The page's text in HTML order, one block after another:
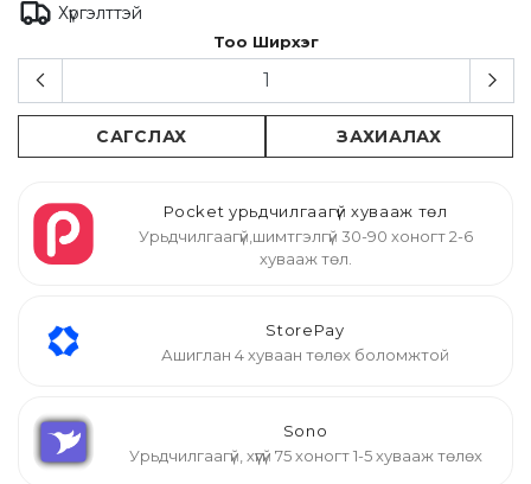
Хүргэлттэй
Тоо Ширхэг
САГСЛАХ ЗАХИАЛАХ
Pocket урьдчилгаагүй хувааж төл
Урьдчилгаагүй,шимтгэлгүй 30-90 хоногт 2-6
хувааж төл.
StorePay
Ашиглан 4 хуваан төлөх боломжтой
Sono
Урьдчилгаагүй, хүүгүй 75 хоногт 1-5 хувааж төлөх